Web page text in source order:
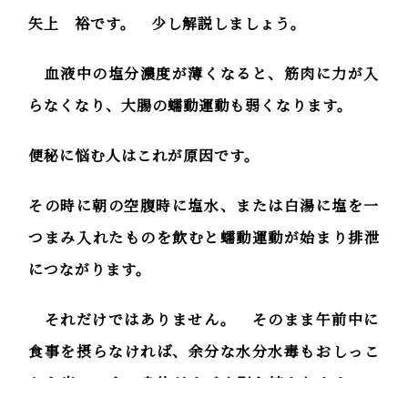
矢上 裕です。 少し解説しましょう。
血液中の塩分濃度が薄くなると、筋肉に力が入
らなくなり、大腸の蠕動運動も弱くなります。
便秘に悩む人はこれが原因です。
その時に朝の空腹時に塩水、または白湯に塩を一
つまみ入れたものを飲むと蠕動運動が始まり排泄
につながります。
それだけではありません。 そのまま午前中に
食事を摂らなければ、余分な水分水毒もおしっこ
から出ていき、身体がすごく引き締まります。